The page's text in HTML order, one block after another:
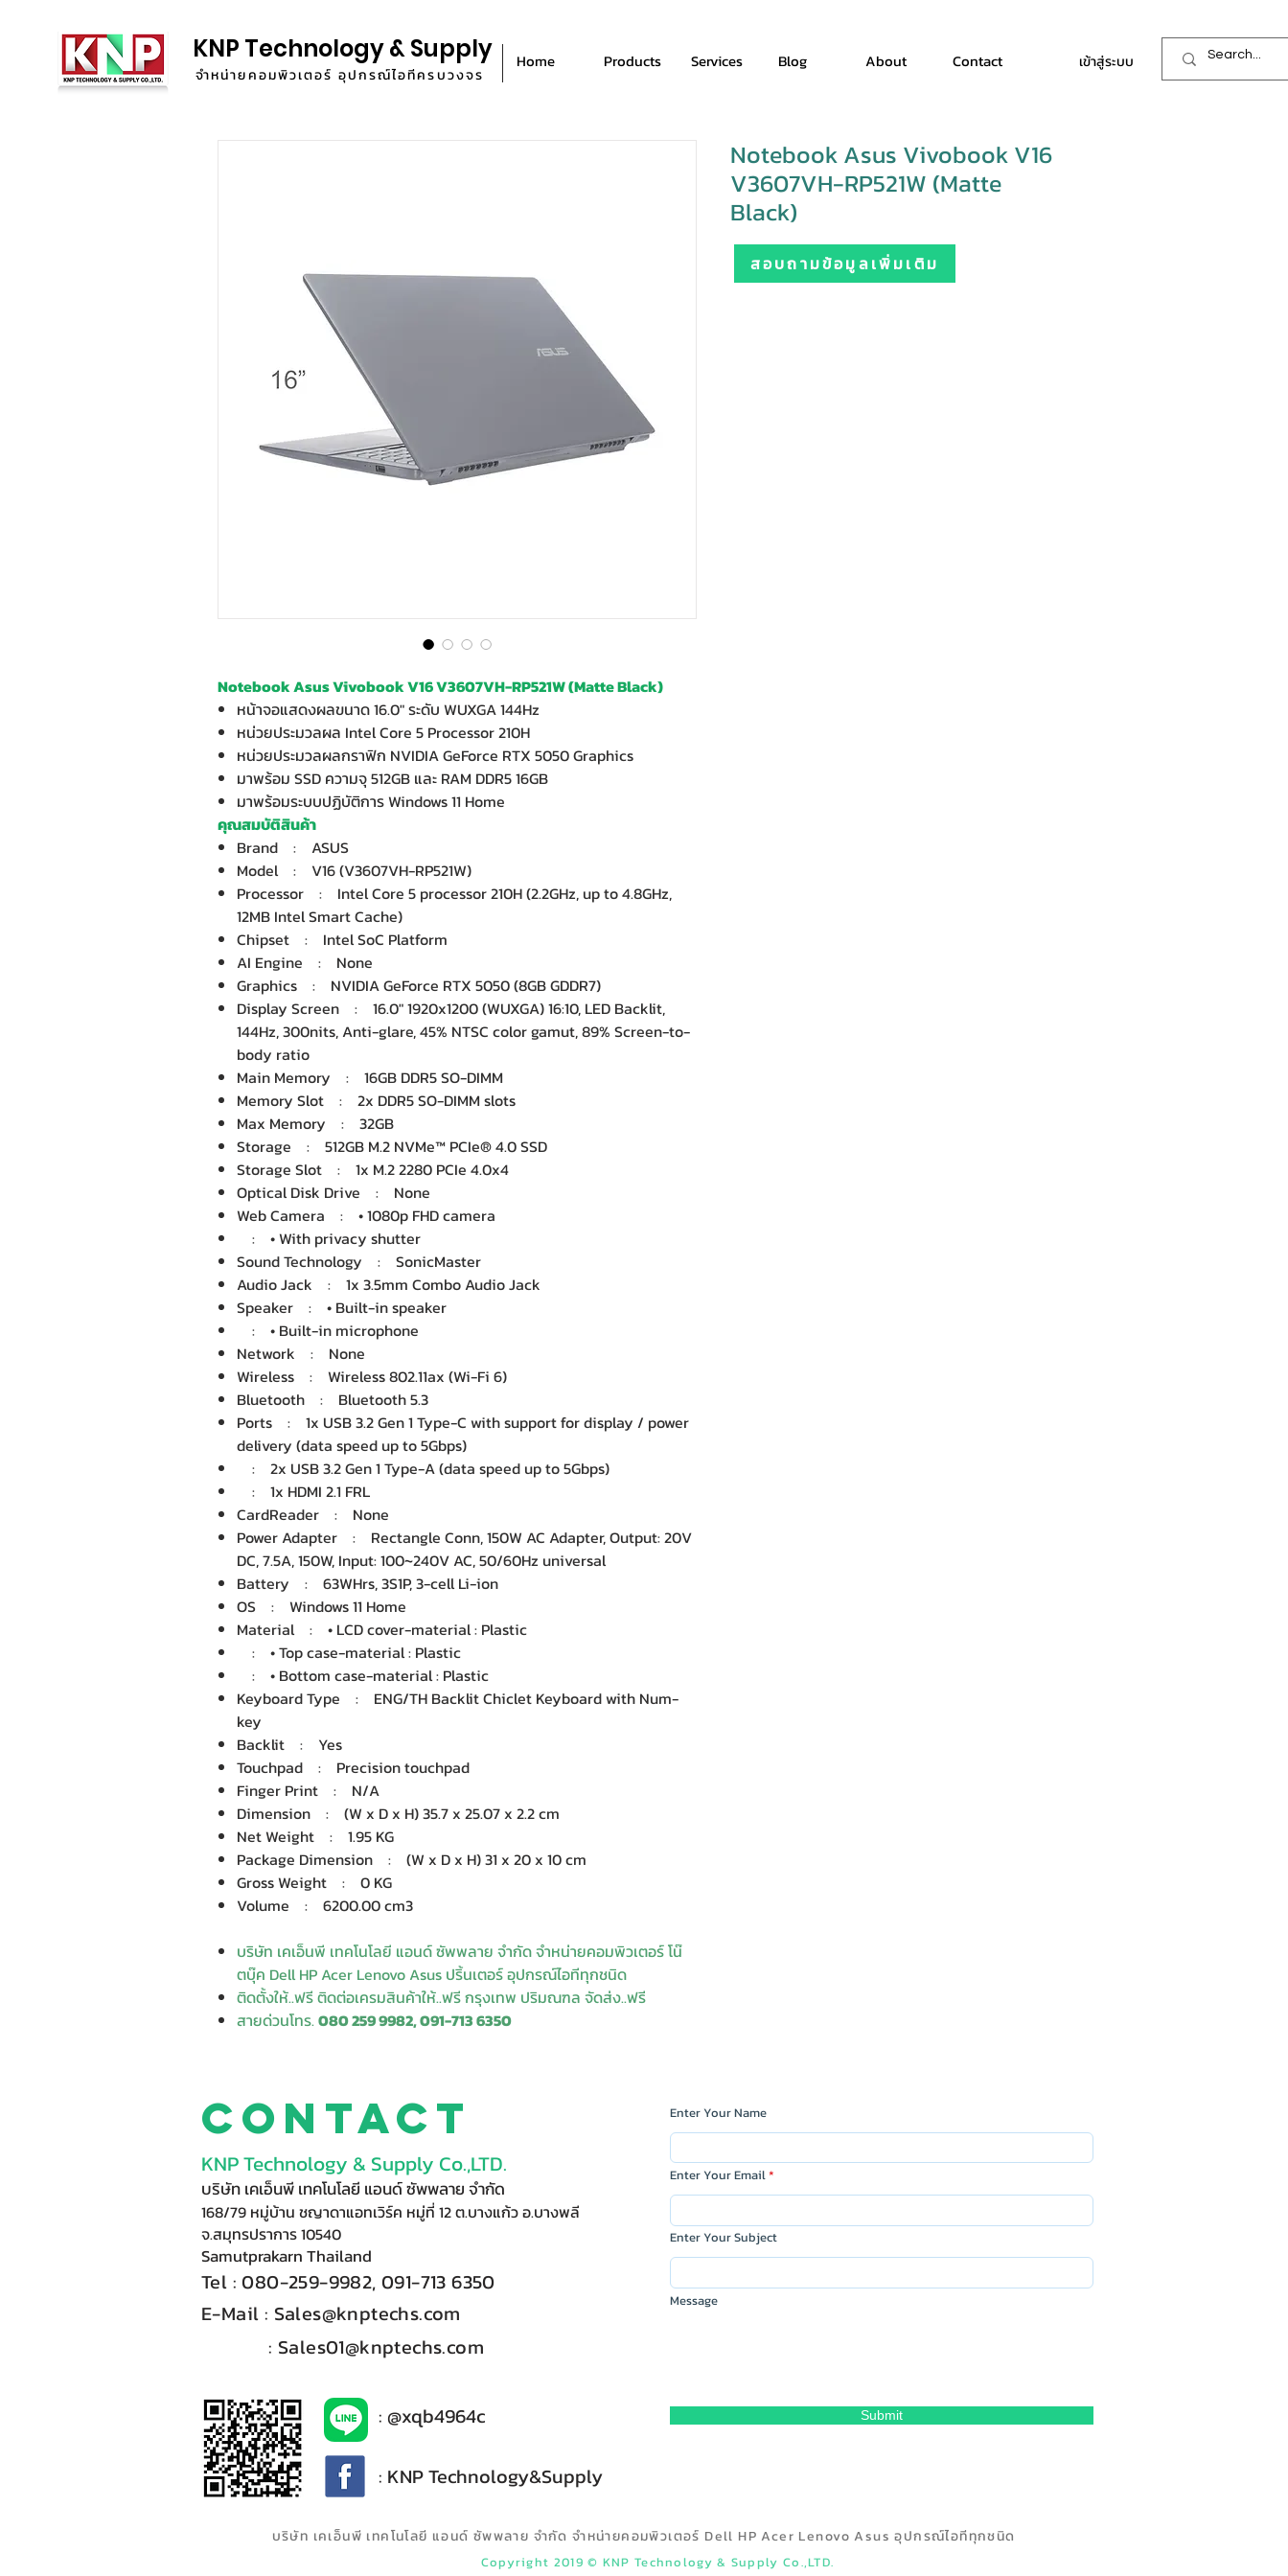
KNP Technology & Supply
จำหน่ายคอมพิวเตอร์ อุปกรณ์ไอทีครบวงจร
Home Products Services Blog About Contact เข้าสู่ระบบ
Notebook Asus Vivobook V16 V3607VH-RP521W (Matte Black)
หน้าจอแสดงผลขนาด 16.0" ระดับ WUXGA 144Hz
หน่วยประมวลผล Intel Core 5 Processor 210H
หน่วยประมวลผลกราฟิก NVIDIA GeForce RTX 5050 Graphics
มาพร้อม SSD ความจุ 512GB และ RAM DDR5 16GB
มาพร้อมระบบปฏิบัติการ Windows 11 Home
คุณสมบัติสินค้า
Brand : ASUS
Model : V16 (V3607VH-RP521W)
Processor : Intel Core 5 processor 210H (2.2GHz, up to 4.8GHz,
12MB Intel Smart Cache)
Chipset : Intel SoC Platform
AI Engine : None
Graphics : NVIDIA GeForce RTX 5050 (8GB GDDR7)
Display Screen : 16.0" 1920x1200 (WUXGA) 16:10, LED Backlit,
144Hz, 300nits, Anti-glare, 45% NTSC color gamut, 89% Screen-to-
body ratio
Main Memory : 16GB DDR5 SO-DIMM
Memory Slot : 2x DDR5 SO-DIMM slots
Max Memory : 32GB
Storage : 512GB M.2 NVMe™ PCIe® 4.0 SSD
Storage Slot : 1x M.2 2280 PCIe 4.0x4
Optical Disk Drive : None
Web Camera : • 1080p FHD camera
: • With privacy shutter
Sound Technology : SonicMaster
Audio Jack : 1x 3.5mm Combo Audio Jack
Speaker : • Built-in speaker
: • Built-in microphone
Network : None
Wireless : Wireless 802.11ax (Wi-Fi 6)
Bluetooth : Bluetooth 5.3
Ports : 1x USB 3.2 Gen 1 Type-C with support for display / power
delivery (data speed up to 5Gbps)
: 2x USB 3.2 Gen 1 Type-A (data speed up to 5Gbps)
: 1x HDMI 2.1 FRL
CardReader : None
Power Adapter : Rectangle Conn, 150W AC Adapter, Output: 20V
DC, 7.5A, 150W, Input: 100~240V AC, 50/60Hz universal
Battery : 63WHrs, 3S1P, 3-cell Li-ion
OS : Windows 11 Home
Material : • LCD cover-material : Plastic
: • Top case-material : Plastic
: • Bottom case-material : Plastic
Keyboard Type : ENG/TH Backlit Chiclet Keyboard with Num-
key
Backlit : Yes
Touchpad : Precision touchpad
Finger Print : N/A
Dimension : (W x D x H) 35.7 x 25.07 x 2.2 cm
Net Weight : 1.95 KG
Package Dimension : (W x D x H) 31 x 20 x 10 cm
Gross Weight : 0 KG
Volume : 6200.00 cm3
บริษัท เคเอ็นพี เทคโนโลยี แอนด์ ซัพพลาย จำกัด จำหน่ายคอมพิวเตอร์ โน๊
ตบุ๊ค Dell HP Acer Lenovo Asus ปริ้นเตอร์ อุปกรณ์ไอทีทุกชนิด
ติดตั้งให้..ฟรี ติดต่อเครมสินค้าให้..ฟรี กรุงเทพ ปริมณฑล จัดส่ง..ฟรี
สายด่วนโทร.080 259 9982, 091-713 6350
Notebook Asus Vivobook V16
V3607VH-RP521W (Matte
Black)
สอบถามข้อมูลเพิ่มเติม
Contact
KNP Technology & Supply Co.,LTD.
บริษัท เคเอ็นพี เทคโนโลยี แอนด์ ซัพพลาย จำกัด
168/79 หมู่บ้าน ชญาดาแอทเวิร์ค หมู่ที่ 12 ต.บางแก้ว อ.บางพลี
จ.สมุทรปราการ 10540
Samutprakarn Thailand
Tel : 080-259-9982, 091-713 6350
E-Mail :​ Sales@knptechs.com
: Sales01@knptechs.com
Enter Your Name
Enter Your Email
Enter Your Subject
Message
Submit
: KNP Technology&Supply
: @xqb4964c
บริษัท เคเอ็นพี เทคโนโลยี แอนด์ ซัพพลาย จำกัด จำหน่ายคอมพิวเตอร์ Dell HP Acer Lenovo Asus อุปกรณ์ไอทีทุกชนิด
Copyright 2019 © KNP Technology & Supply Co.,LTD.